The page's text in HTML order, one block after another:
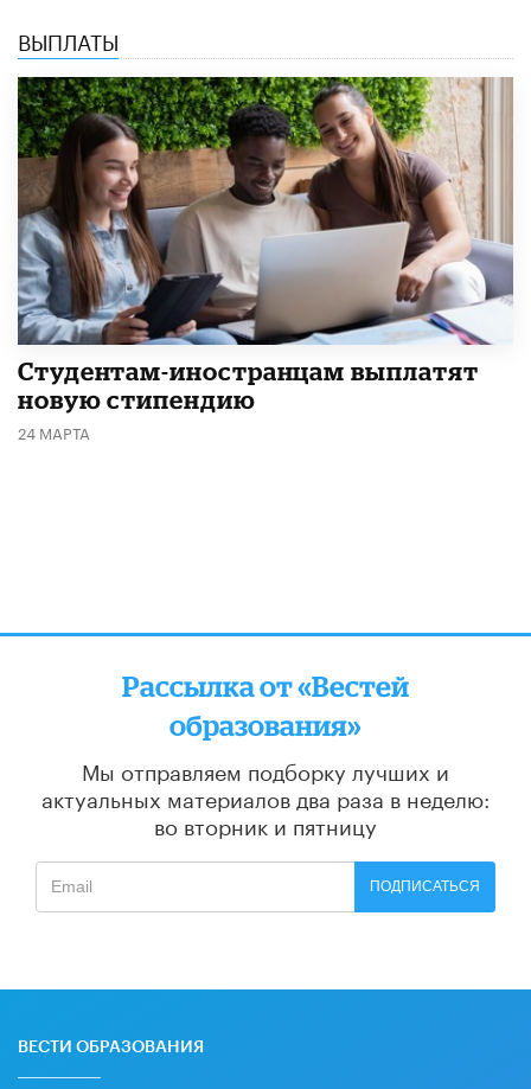
ВЫПЛАТЫ
Студентам-иностранцам выплатят
новую стипендию
24 МАРТА
Рассылка от «Вестей
образования»
Мы отправляем подборку лучших и
актуальных материалов два раза в неделю:
во вторник и пятницу
ПОДПИСАТЬСЯ
ВЕСТИ ОБРАЗОВАНИЯ